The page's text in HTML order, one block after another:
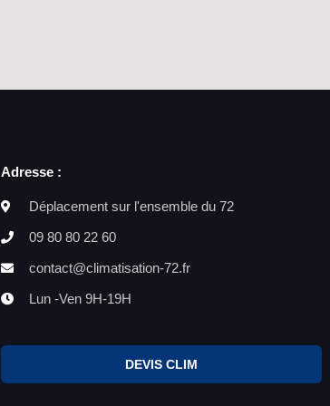
Adresse :
Déplacement sur l'ensemble du 72
09 80 80 22 60
contact@climatisation-72.fr
Lun -Ven 9H-19H
DEVIS CLIM